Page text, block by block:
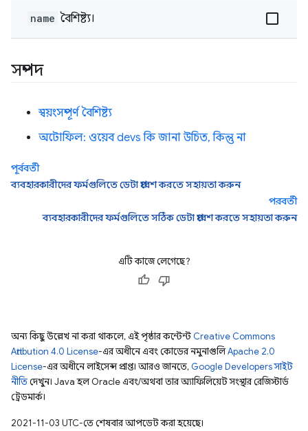
name বৈশিষ্ট্য।
সম্পদ
স্বয়ংসম্পূর্ণ বৈশিষ্ট্য
অটোফিল: ওয়েব devs কি জানা উচিত, কিন্তু না
পূর্ববর্তী
ব্যবহারকারীদের ফর্মগুলিতে ডেটা প্রবেশ করতে সহায়তা করুন
পরবর্তী
ব্যবহারকারীদের ফর্মগুলিতে সঠিক ডেটা প্রবেশ করতে সহায়তা করুন
এটি কাজে লেগেছে?
অন্য কিছু উল্লেখ না করা থাকলে, এই পৃষ্ঠার কন্টেন্ট Creative Commons
Attribution 4.0 License-এর অধীনে এবং কোডের নমুনাগুলিApache 2.0
License-এর অধীনে লাইসেন্স প্রাপ্ত। আরও জানতে, Google Developers সাইট
নীতিদেখুন। Java হল Oracle এবং/অথবা তার অ্যাফিলিয়েট সংস্থার রেজিস্টার্ড
ট্রেডমার্ক।
2021-11-03 UTC-তে শেষবার আপডেট করা হয়েছে।